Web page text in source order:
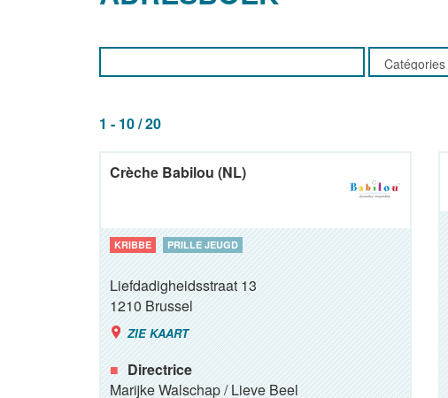
1 - 10 / 20
Crèche Babilou (NL)
KRIBBE PRILLE JEUGD
Liefdadigheidsstraat 13
1210Brussel
ZIE KAART
Directrice
Marijke Walschap / Lieve Beel